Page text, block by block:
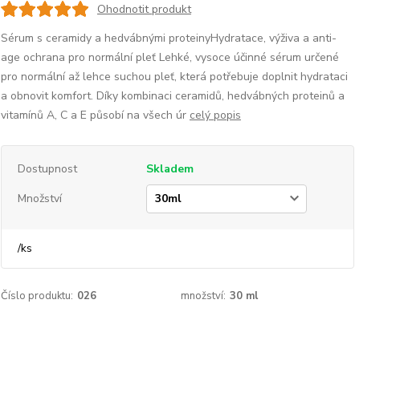
Ohodnotit produkt
Sérum s ceramidy a hedvábnými proteinyHydratace, výživa a anti-
age ochrana pro normální pleť Lehké, vysoce účinné sérum určené
pro normální až lehce suchou pleť, která potřebuje doplnit hydrataci
a obnovit komfort. Díky kombinaci ceramidů, hedvábných proteinů a
vitamínů A, C a E působí na všech úr celý popis
Dostupnost
Skladem
Množství
/ks
Číslo produktu: 026 množství: 30 ml